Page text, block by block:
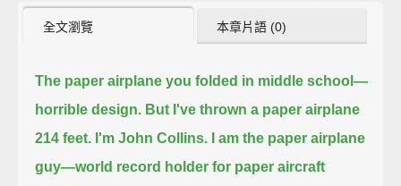
全文瀏覽 本章片語 (0)
The paper airplane you folded in middle school—
horrible design. But I've thrown a paper airplane
214 feet. I'm John Collins.
I am the paper airplane
guy—world record holder for paper aircraft